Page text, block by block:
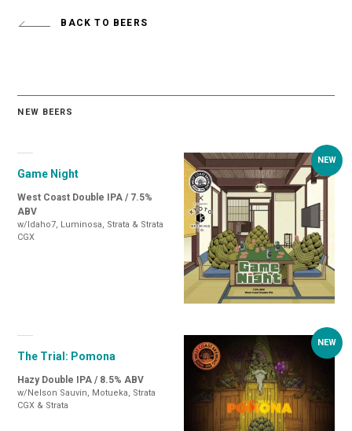
BACK TO BEERS
NEW BEERS
Game Night
West Coast Double IPA / 7.5%
ABV
w/Idaho7, Luminosa, Strata & Strata
CGX
The Trial: Pomona
Hazy Double IPA / 8.5% ABV
w/Nelson Sauvin, Motueka, Strata
CGX & Strata